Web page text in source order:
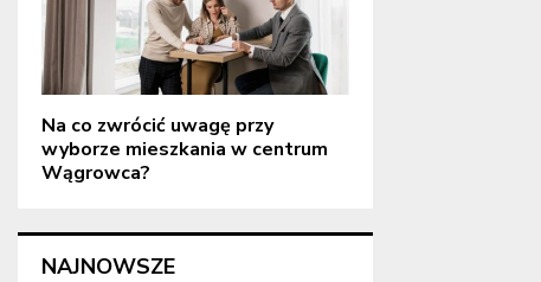
Na co zwrócić uwagę przy
wyborze mieszkania w centrum
Wągrowca?
NAJNOWSZE